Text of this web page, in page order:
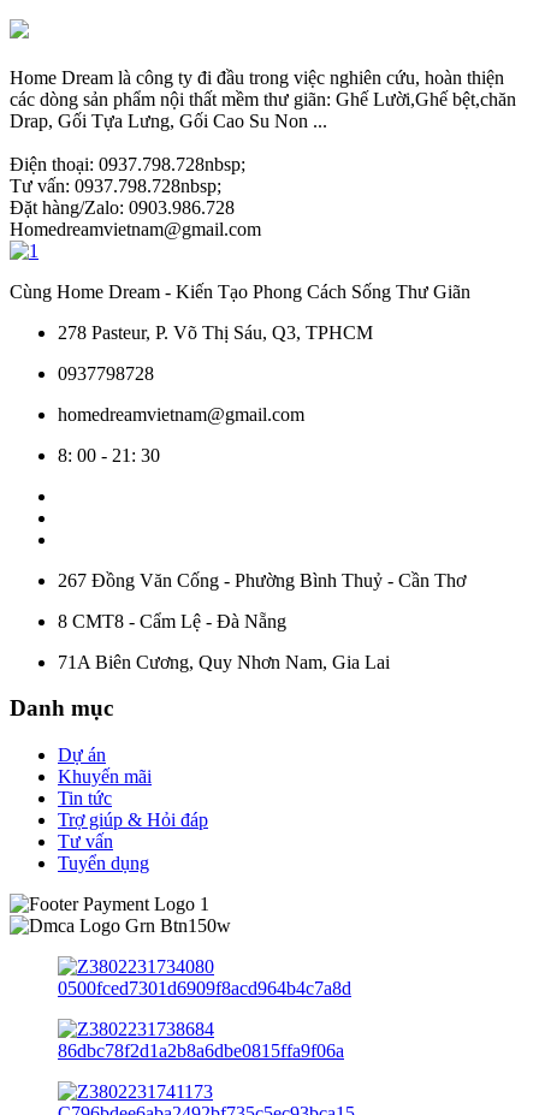
Home Dream là công ty đi đầu trong việc nghiên cứu, hoàn thiện
các dòng sản phẩm nội thất mềm thư giãn: Ghế Lười,Ghế bệt,chăn
Drap, Gối Tựa Lưng, Gối Cao Su Non ...
Điện thoại: 0937.798.728nbsp;
Tư vấn: 0937.798.728nbsp;
Đặt hàng/Zalo: 0903.986.728
Homedreamvietnam@gmail.com
Cùng Home Dream - Kiến Tạo Phong Cách Sống Thư Giãn
278 Pasteur, P. Võ Thị Sáu, Q3, TPHCM
0937798728
homedreamvietnam@gmail.com
8: 00 - 21: 30
267 Đồng Văn Cống - Phường Bình Thuỷ - Cần Thơ
8 CMT8 - Cẩm Lệ - Đà Nẵng
71A Biên Cương, Quy Nhơn Nam, Gia Lai
Danh mục
Dự án
Khuyến mãi
Tin tức
Trợ giúp & Hỏi đáp
Tư vấn
Tuyển dụng